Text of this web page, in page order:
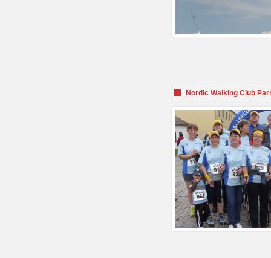
Nordic Walking Club